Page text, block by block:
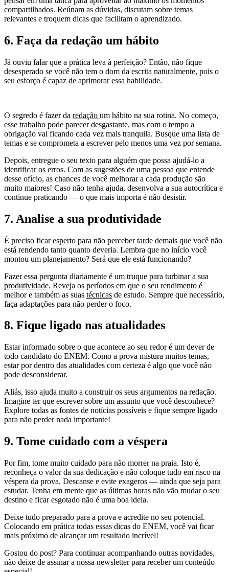
compartilhados. Reúnam as dúvidas, discutam sobre temas
relevantes e troquem dicas que facilitam o aprendizado.
6. Faça da redação um hábito
Já ouviu falar que a prática leva à perfeição? Então, não fique
desesperado se você não tem o dom da escrita naturalmente, pois o
seu esforço é capaz de aprimorar essa habilidade.
O segredo é fazer da redação um hábito na sua rotina. No começo,
esse trabalho pode parecer desgastante, mas com o tempo a
obrigação vai ficando cada vez mais tranquila. Busque uma lista de
temas e se comprometa a escrever pelo menos uma vez por semana.
Depois, entregue o seu texto para alguém que possa ajudá-lo a
identificar os erros. Com as sugestões de uma pessoa que entende
desse ofício, as chances de você melhorar a cada produção são
muito maiores! Caso não tenha ajuda, desenvolva a sua autocrítica e
continue praticando — o que mais importa é não desistir.
7. Analise a sua produtividade
É preciso ficar esperto para não perceber tarde demais que você não
está rendendo tanto quanto deveria. Lembra que no início você
montou um planejamento? Será que ele está funcionando?
Fazer essa pergunta diariamente é um truque para turbinar a sua
produtividade. Reveja os períodos em que o seu rendimento é
melhor e também as suas técnicas de estudo. Sempre que necessário,
faça adaptações para não perder o foco.
8. Fique ligado nas atualidades
Estar informado sobre o que acontece ao seu redor é um dever de
todo candidato do ENEM. Como a prova mistura muitos temas,
estar por dentro das atualidades com certeza é algo que você não
pode desconsiderar.
Aliás, isso ajuda muito a construir os seus argumentos na redação.
Imagine ter que escrever sobre um assunto que você desconhece?
Explore todas as fontes de notícias possíveis e fique sempre ligado
para não perder nada importante!
9. Tome cuidado com a véspera
Por fim, tome muito cuidado para não morrer na praia. Isto é,
reconheça o valor da sua dedicação e não coloque tudo em risco na
véspera da prova. Descanse e evite exageros — ainda que seja para
estudar. Tenha em mente que as últimas horas não vão mudar o seu
destino e ficar esgotado não é uma boa ideia.
Deixe tudo preparado para a prova e acredite no seu potencial.
Colocando em prática todas essas dicas do ENEM, você vai ficar
mais próximo de alcançar um resultado incrível!
Gostou do post? Para continuar acompanhando outras novidades,
não deixe de assinar a nossa newsletter para receber um conteúdo